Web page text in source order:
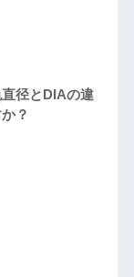
直径とDIAの違
？